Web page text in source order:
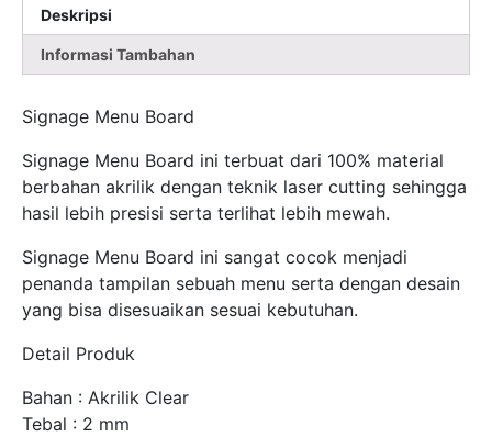
Deskripsi
Informasi Tambahan
Signage Menu Board
Signage Menu Board ini terbuat dari 100% material
berbahan akrilik dengan teknik laser cutting sehingga
hasil lebih presisi serta terlihat lebih mewah.
Signage Menu Board ini sangat cocok menjadi
penanda tampilan sebuah menu serta dengan desain
yang bisa disesuaikan sesuai kebutuhan.
Detail Produk
Bahan : Akrilik Clear
Tebal : 2 mm